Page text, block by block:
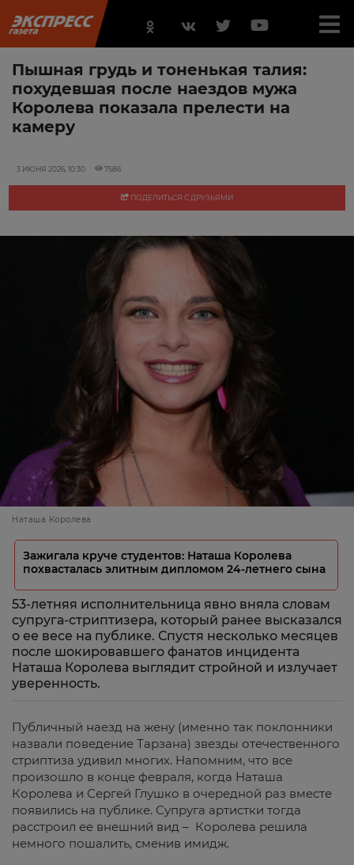
Пышная грудь и тоненькая талия:
похудевшая после наездов мужа
Королева показала прелести на
камеру
3 ИЮНЯ 2026, 10:30 7586
ПОДЕЛИТЬСЯ С ДРУЗЬЯМИ
Наташа Королева
Зажигала круче студентов: Наташа Королева
похвасталась элитным дипломом 24-летнего сына
53-летняя исполнительница явно вняла словам
супруга-стриптизера, который ранее высказался
о ее весе на публике. Спустя несколько месяцев
после шокировавшего фанатов инцидента
Наташа Королева выглядит стройной и излучает
уверенность.
Публичный наезд на жену (именно так поклонники
назвали поведение Тарзана) звезды отечественного
стриптиза удивил многих. Напомним, что все
произошло в конце февраля, когда Наташа
Королева и Сергей Глушко в очередной раз вместе
появились на публике. Супруга артистки тогда
расстроил ее внешний вид – Королева решила
немного пошалить, сменив имидж.